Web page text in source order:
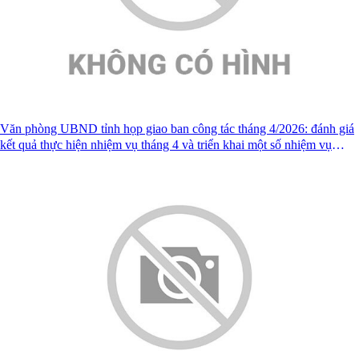
Văn phòng UBND tỉnh họp giao ban công tác tháng 4/2026: đánh giá
kết quả thực hiện nhiệm vụ tháng 4 và triển khai một số nhiệm vụ